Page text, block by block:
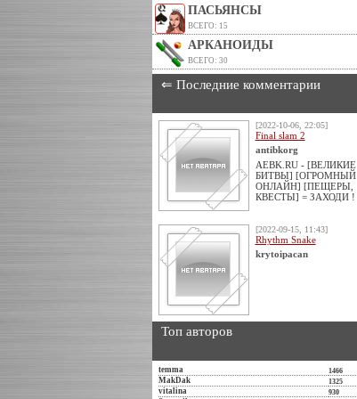
ПАСЬЯНСЫ
ВСЕГО: 15
АРКАНОИДЫ
ВСЕГО: 30
⇐ Последние комментарии
[2022-10-06, 22:05]
Final slam 2
antibkorg
AEBK.RU - [ВЕЛИКИЕ
БИТВЫ] [ОГРОМНЫЙ
ОНЛАЙН] [ПЕЩЕРЫ,
КВЕСТЫ] = ЗАХОДИ !
[2022-09-15, 11:43]
Rhythm Snake
krytoipacan
Топ авторов
temma 1466
MakDak 1325
vitalina 930